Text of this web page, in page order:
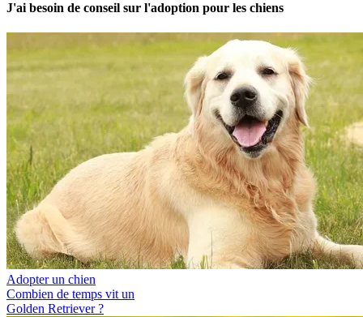
J'ai besoin de conseil sur l'adoption pour les chiens
Adopter un chien
Combien de temps vit un
Golden Retriever ?